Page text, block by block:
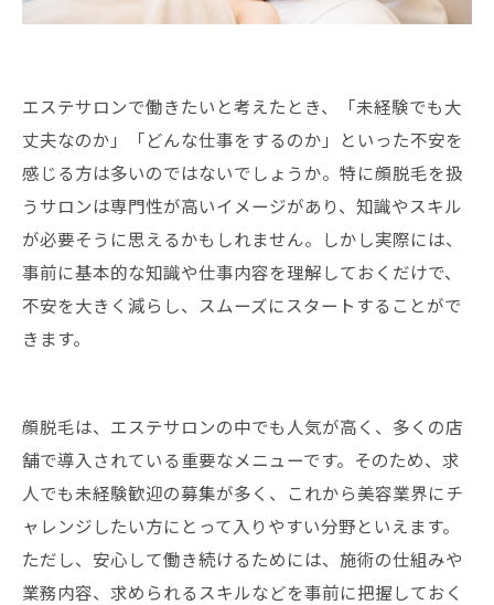
エステサロンで働きたいと考えたとき、「未経験でも大
丈夫なのか」「どんな仕事をするのか」といった不安を
感じる方は多いのではないでしょうか。特に顔脱毛を扱
うサロンは専門性が高いイメージがあり、知識やスキル
が必要そうに思えるかもしれません。しかし実際には、
事前に基本的な知識や仕事内容を理解しておくだけで、
不安を大きく減らし、スムーズにスタートすることがで
きます。
顔脱毛は、エステサロンの中でも人気が高く、多くの店
舗で導入されている重要なメニューです。そのため、求
人でも未経験歓迎の募集が多く、これから美容業界にチ
ャレンジしたい方にとって入りやすい分野といえます。
ただし、安心して働き続けるためには、施術の仕組みや
業務内容、求められるスキルなどを事前に把握しておく